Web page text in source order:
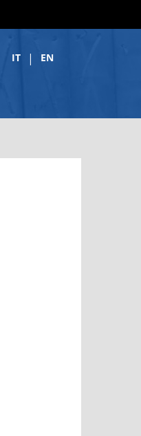
IT EN